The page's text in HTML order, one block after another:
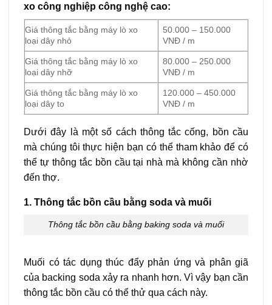
xo công nghiệp công nghệ cao:
Giá thông tắc bằng máy lò xo
loại dây nhỏ
50.000 – 150.000
VNĐ / m
Giá thông tắc bằng máy lò xo
loại dây nhỡ
80.000 – 250.000
VNĐ / m
Giá thông tắc bằng máy lò xo
loại dây to
120.000 – 450.000
VNĐ / m
Dưới đây là một số cách thông tắc cống, bồn cầu
mà chúng tôi thực hiện bạn có thể tham khảo để có
thể tự thông tắc bồn cầu tại nhà mà không cần nhờ
đến thợ.
1. Thông tắc bồn cầu bằng soda và muối
Thông tắc bồn cầu bằng baking soda và muối
Muối có tác dụng thúc đẩy phản ứng và phân giã
của backing soda xảy ra nhanh hơn. Vì vậy bạn cần
thông tắc bồn cầu có thể thử qua cách này.